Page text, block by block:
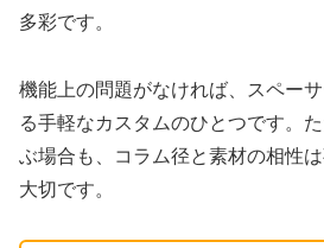
多彩です。
機能上の問題がなければ、スペー
る手軽なカスタムのひとつです。
ぶ場合も、コラム径と素材の相性
大切です。